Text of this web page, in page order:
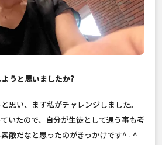
うと思いましたか?
思い、まず私がチャレンジしました。
いたので、自分が生徒として通う事も考
敵だなと思ったのがきっかけです^ - ^